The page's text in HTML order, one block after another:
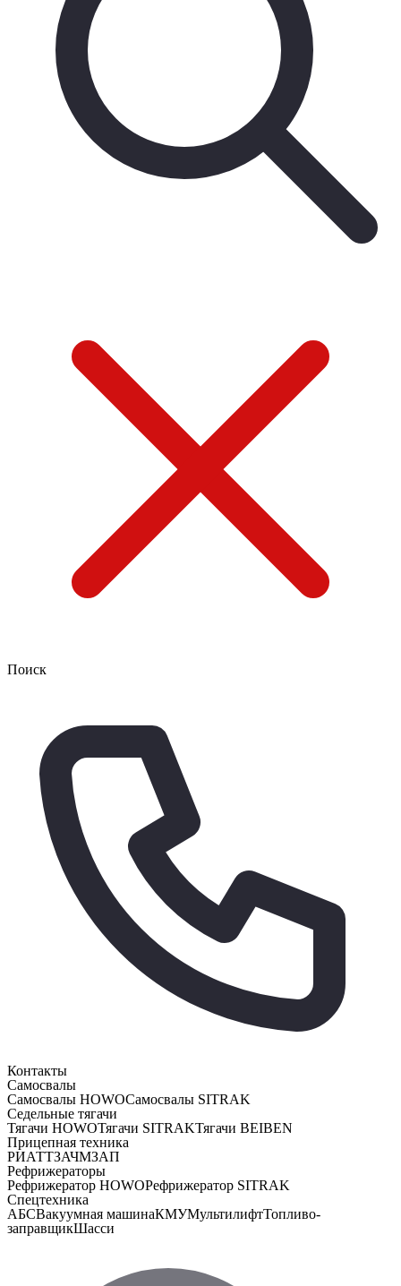
Поиск
Контакты
Самосвалы
Самосвалы HOWOСамосвалы SITRAK
Седельные тягачи
Тягачи HOWOТягачи SITRAKТягачи BEIBEN
Прицепная техника
РИАТТЗАЧМЗАП
Рефрижераторы
Рефрижератор HOWOРефрижератор SITRAK
Спецтехника
АБСВакуумная машинаКМУМультилифтТопливо-
заправщикШасси